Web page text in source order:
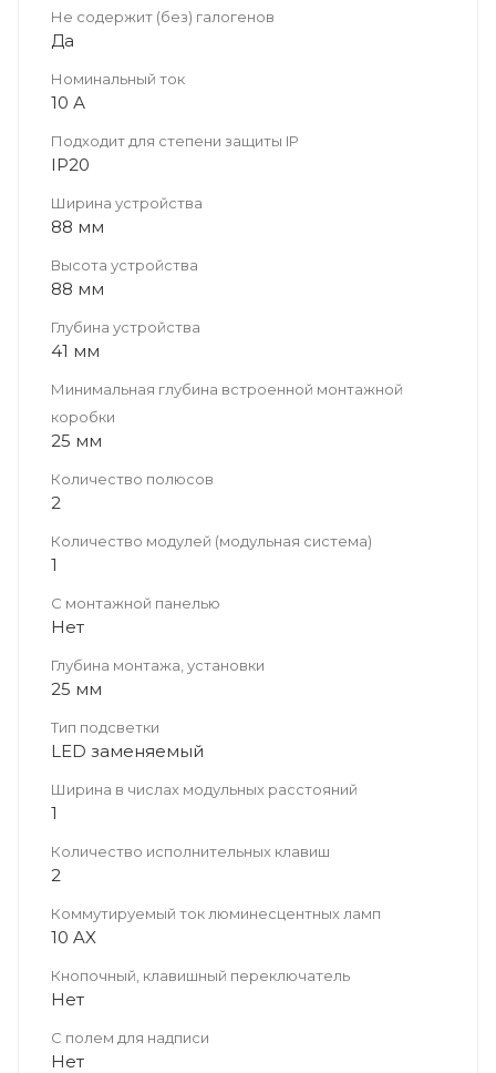
Не содержит (без) галогенов
Да
Номинальный ток
10 А
Подходит для степени защиты IP
IP20
Ширина устройства
88 мм
Высота устройства
88 мм
Глубина устройства
41 мм
Минимальная глубина встроенной монтажной
коробки
25 мм
Количество полюсов
2
Количество модулей (модульная система)
1
С монтажной панелью
Нет
Глубина монтажа, установки
25 мм
Тип подсветки
LED заменяемый
Ширина в числах модульных расстояний
1
Количество исполнительных клавиш
2
Коммутируемый ток люминесцентных ламп
10 AX
Кнопочный, клавишный переключатель
Нет
С полем для надписи
Нет